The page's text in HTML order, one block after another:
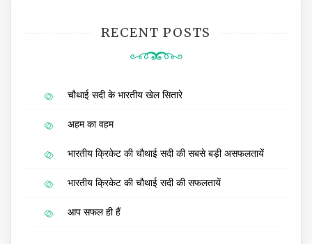
RECENT POSTS
चौथाई सदी के भारतीय खेल सितारे
अहम का वहम
भारतीय क्रिकेट की चौथाई सदी की सबसे बड़ी असफलतायें
भारतीय क्रिकेट की चौथाई सदी की सफलतायें
आप सफल ही हैं